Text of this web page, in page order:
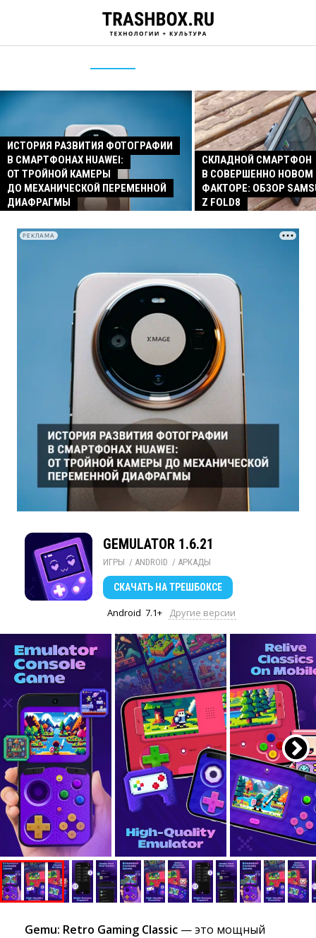
ИСТОРИЯ РАЗВИТИЯ ФОТОГРАФИИ
В СМАРТФОНАХ HUAWEI:
ОТ ТРОЙНОЙ КАМЕРЫ
ДО МЕХАНИЧЕСКОЙ ПЕРЕМЕННОЙ
ДИАФРАГМЫ
СКЛАДНОЙ СМАРТФОН
В СОВЕРШЕННО
ФАКТОРЕ: ОБЗОР
Z FOLD8
РЕКЛАМА
GEMULATOR 1.6.21
ИГРЫ / ANDROID / АРКАДЫ
СКАЧАТЬ НА ТРЕШБОКСЕ
Android 7.1+ Другие версии
Gemu: Retro Gaming Classic — это мощный